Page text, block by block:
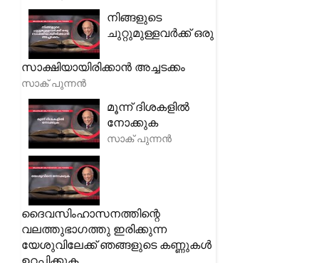
നിങ്ങളുടെ
ചുറ്റുമുള്ളവർക്ക് ഒരു
സാക്ഷിയായിരിക്കാൻ അച്ചടക്കം
സാക് പുന്നൻ
മൂന്ന് ദിശകളിൽ
നോക്കുക
സാക് പുന്നൻ
ദൈവസിംഹാസനത്തിന്റെ
വലത്തുഭാഗത്തു ഇരിക്കുന്ന
യേശുവിലേക്ക് ഞങ്ങളുടെ കണ്ണുകൾ
ഉറപ്പിക്കുക